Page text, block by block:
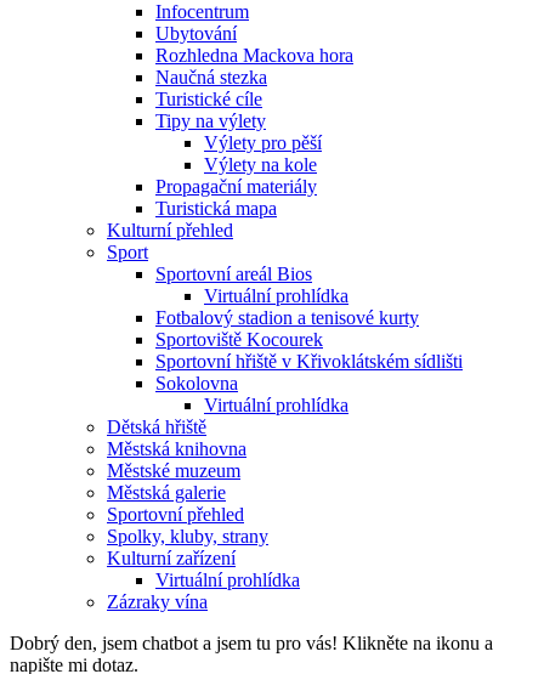
Infocentrum
Ubytování
Rozhledna Mackova hora
Naučná stezka
Turistické cíle
Tipy na výlety
Výlety pro pěší
Výlety na kole
Propagační materiály
Turistická mapa
Kulturní přehled
Sport
Sportovní areál Bios
Virtuální prohlídka
Fotbalový stadion a tenisové kurty
Sportoviště Kocourek
Sportovní hřiště v Křivoklátském sídlišti
Sokolovna
Virtuální prohlídka
Dětská hřiště
Městská knihovna
Městské muzeum
Městská galerie
Sportovní přehled
Spolky, kluby, strany
Kulturní zařízení
Virtuální prohlídka
Zázraky vína
Dobrý den, jsem chatbot a jsem tu pro vás! Klikněte na ikonu a
napište mi dotaz.